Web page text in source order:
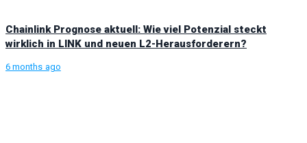
Chainlink Prognose aktuell: Wie viel Potenzial steckt
wirklich in LINK und neuen L2-Herausforderern?
6 months ago